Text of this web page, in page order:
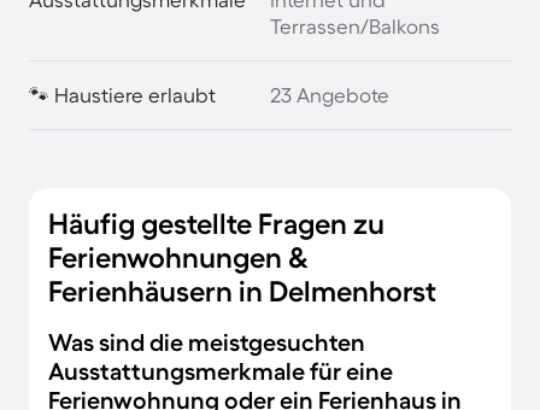
Terrassen/Balkons
🐾 Haustiere erlaubt 23 Angebote
Häufig gestellte Fragen zu
Ferienwohnungen &
Ferienhäusern in Delmenhorst
Was sind die meistgesuchten
Ausstattungsmerkmale für eine
Ferienwohnung oder ein Ferienhaus in